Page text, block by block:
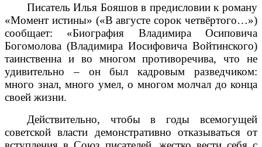
Писатель Илья Бояшов в предисловии к роману
«Момент истины» («В августе сорок четвёртого…»)
сообщает: «Биография Владимира Осиповича
Богомолова (Владимира Иосифовича Войтинского)
таинственна и во многом противоречива, что не
удивительно – он был кадровым разведчиком:
много знал, много умел, о многом молчал до конца
своей жизни.
Действительно, чтобы в годы всемогущей
советской власти демонстративно отказываться от